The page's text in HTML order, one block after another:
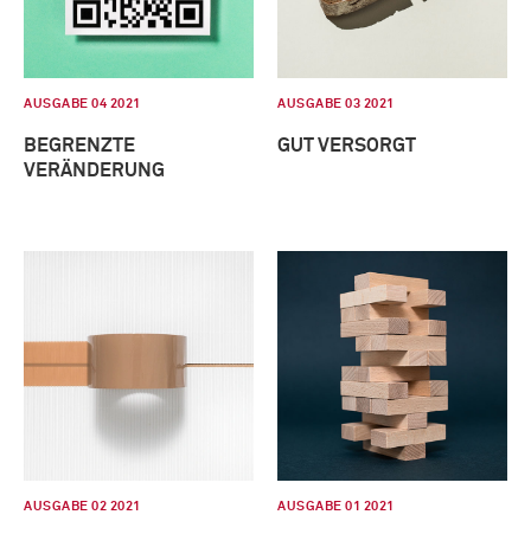
AUSGABE 04 2021
BEGRENZTE
VERÄNDERUNG
AUSGABE 03 2021
GUT VERSORGT
AUSGABE 02 2021 AUSGABE 01 2021